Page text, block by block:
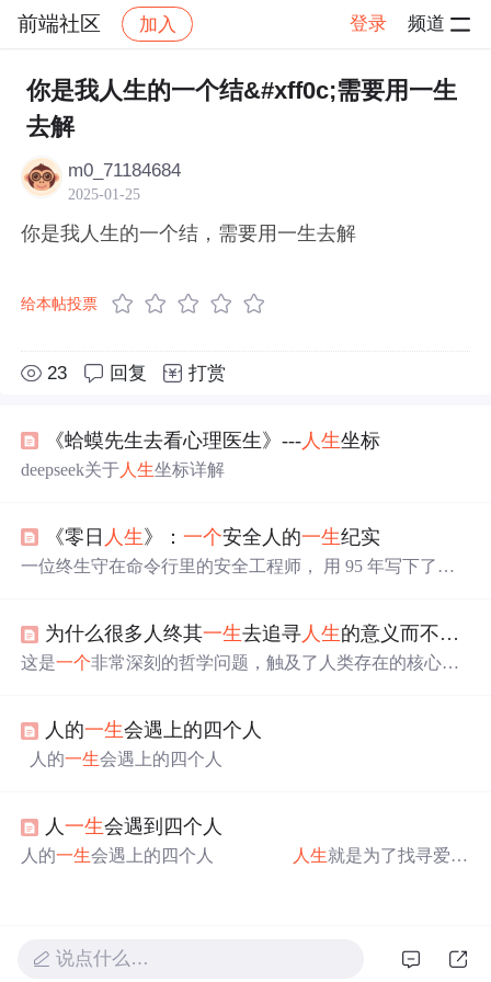
前端社区 加入 登录 频道
社区 前端社区 感慨 帖子详情
你是我人生的一个结&#xff0c;需要用一生
去解
m0_71184684
2025-01-25
你是我人生的一个结，需要用一生去解
给本帖投票
23 回复 打赏
《蛤蟆先生去看心理医生》--- 人生坐标
deepseek关于 人生坐标详解
《零日 人生》：一个安全人的一生纪实
一位终生守在命令行里的安全工程师， 用 95 年写下了他
为什么很多人终其一生去追寻人生的意义而不可得？
这是一个非常深刻的哲学问题，触及了人类存在的核心困
们试图用思维去捕捉意义，也常常会让它从指缝中溜走。
人的一生会遇上的四个人
人的一生会遇上的四个人
人一生会遇到四个人
人的一生会遇上的四个人 人生就是为了找寻爱的
爱的人，然後体会到爱的感觉； 因为了解被爱的感
觉，所以才
说点什么…